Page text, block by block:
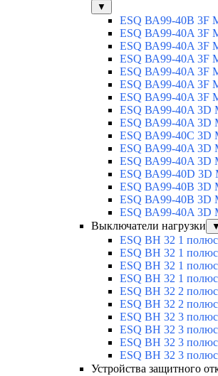
▼
ESQ ВА99-40B 3F
ESQ ВА99-40A 3F
ESQ ВА99-40A 3F
ESQ ВА99-40A 3F
ESQ ВА99-40A 3F
ESQ ВА99-40A 3F
ESQ ВА99-40A 3F
ESQ ВА99-40A 3D
ESQ ВА99-40A 3D
ESQ ВА99-40C 3D
ESQ ВА99-40A 3D
ESQ ВА99-40A 3D
ESQ ВА99-40D 3D
ESQ ВА99-40B 3D
ESQ ВА99-40B 3D
ESQ ВА99-40A 3D
Выключатели нагрузки
▼
ESQ ВН 32 1
ESQ ВН 32 1
ESQ ВН 32 1
ESQ ВН 32 1
ESQ ВН 32 2
ESQ ВН 32 2
ESQ ВН 32 3
ESQ ВН 32 3
ESQ ВН 32 3
ESQ ВН 32 3
Устройства защитного